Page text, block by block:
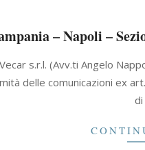
– Napoli –
s.r.l. (Avv.ti Angelo
delle comunicazioni ex